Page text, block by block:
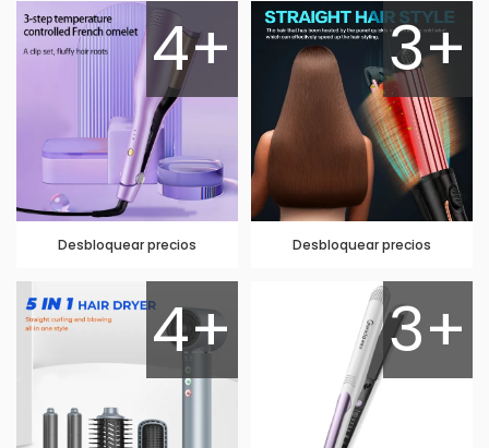
4+
Desbloquear precios
3+
Desbloquear precios
4+ 3+